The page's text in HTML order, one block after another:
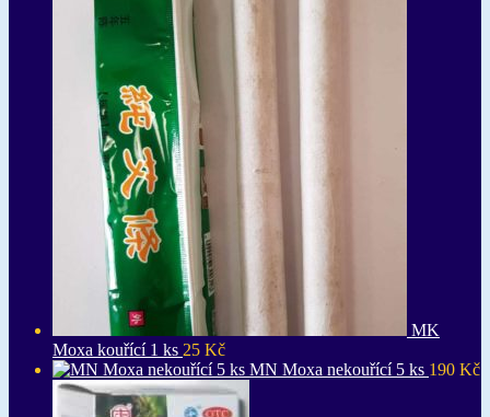
MK
Moxa kouřící 1 ks 25 Kč
MN Moxa nekouřící 5 ks 190 Kč